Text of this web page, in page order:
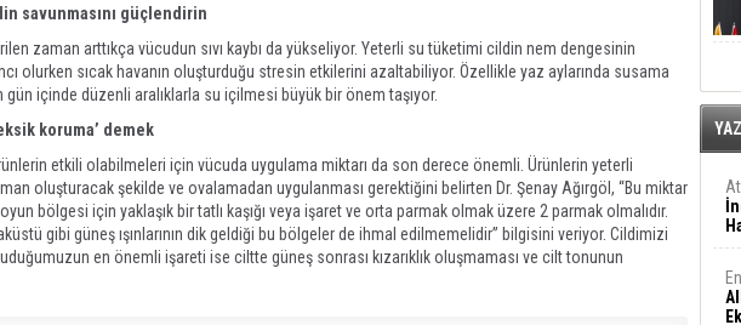
savunmasını güçlendirin
zaman arttıkça vücudun sıvı kaybı da yükseliyor. Yeterli su tüketimi cildin nem dengesinin
olurken sıcak havanın oluşturduğu stresin etkilerini azaltabiliyor. Özellikle yaz aylarında susama
içinde düzenli aralıklarla su içilmesi büyük bir önem taşıyor.
koruma’ demek
etkili olabilmeleri için vücuda uygulama miktarı da son derece önemli. Ürünlerin yeterli
oluşturacak şekilde ve ovalamadan uygulanması gerektiğini belirten Dr. Şenay Ağırgöl, “Bu miktar
bölgesi için yaklaşık bir tatlı kaşığı veya işaret ve orta parmak olmak üzere 2 parmak olmalıdır.
gibi güneş ışınlarının dik geldiği bu bölgeler de ihmal edilmemelidir” bilgisini veriyor. Cildimizi
en önemli işareti ise ciltte güneş sonrası kızarıklık oluşmaması ve cilt tonunun